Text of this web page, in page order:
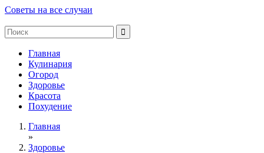
Советы на все случаи
Главная
Кулинария
Огород
Здоровье
Красота
Похудение
Главная
»
Здоровье